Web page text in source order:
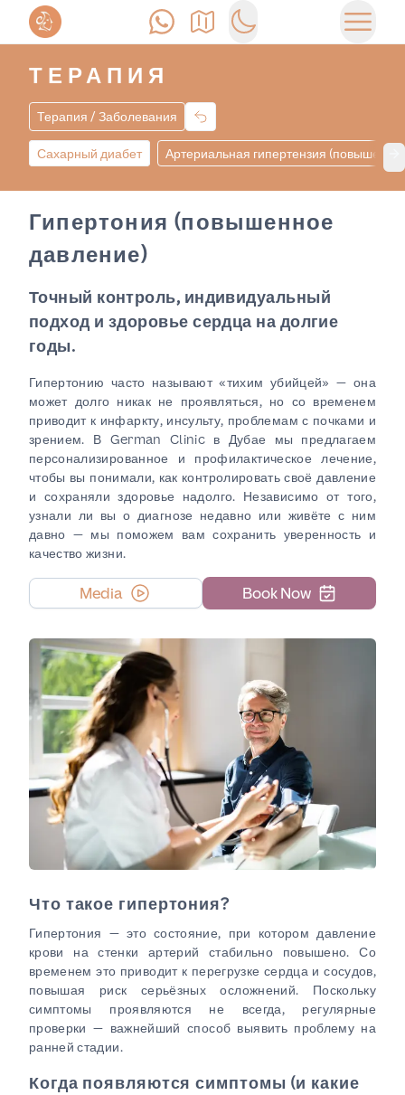
ПозвонитьКак доехатьSwitch to dark mode
ТЕРАПИЯ
Терапия / Заболевания
Сахарный диабет Артериальная гипертензия
Гипертония (повышенное
давление)
Точный контроль, индивидуальный
подход и здоровье сердца на долгие
годы.
Гипертонию часто называют «тихим убийцей» — она
может долго никак не проявляться, но со временем
приводит к инфаркту, инсульту, проблемам с почками и
зрением. В German Clinic в Дубае мы предлагаем
персонализированное и профилактическое лечение,
чтобы вы понимали, как контролировать своё давление
и сохраняли здоровье надолго. Независимо от того,
узнали ли вы о диагнозе недавно или живёте с ним
давно — мы поможем вам сохранить уверенность и
качество жизни.
Book Now
Media
Что такое гипертония?
Гипертония — это состояние, при котором давление
крови на стенки артерий стабильно повышено. Со
временем это приводит к перегрузке сердца и сосудов,
повышая риск серьёзных осложнений. Поскольку
симптомы проявляются не всегда, регулярные
проверки — важнейший способ выявить проблему на
ранней стадии.
Когда появляются симптомы (и какие